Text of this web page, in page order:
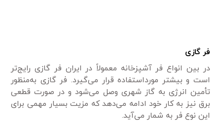
فر گازی
در بین انواع فر آشپزخانه معمولاً در ایران فر گازی رایج‌تر
است و بیشتر مورداستفاده قرار می‌گیرد. فر گازی به‌منظور
تأمین انرژی به گاز شهری وصل می‌شود و در صورت قطعی
برق نیز به کار خود ادامه می‌دهد که مزیت بسیار مهمی‌ برای
این نوع فر به شمار می‌‌آید.